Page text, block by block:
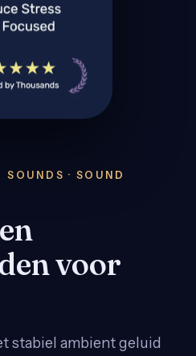
· SOUND
voor
stabiel ambient geluid